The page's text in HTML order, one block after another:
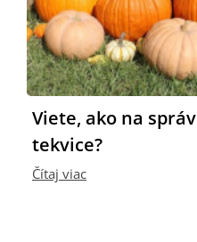
Viete, ako na
tekvice?
Čítaj viac